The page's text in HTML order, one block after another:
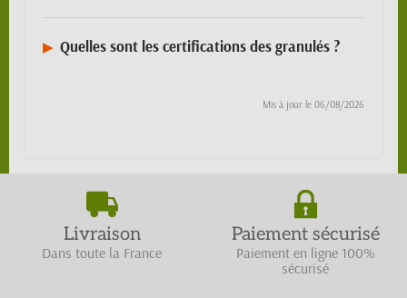
Quelles sont les certifications des granulés ?
Mis à jour le 06/08/2026
Livraison
Dans toute la France
Paiement sécurisé
Paiement en ligne 100%
sécurisé